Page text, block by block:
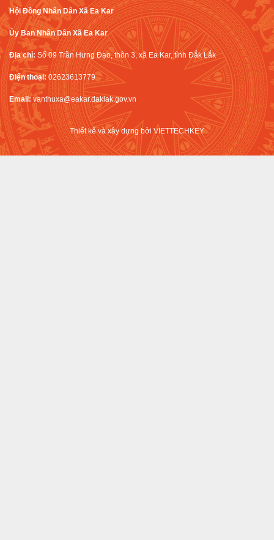
Hội Đồng Nhân Dân Xã Ea Kar
Ủy Ban Nhân Dân Xã Ea Kar
Địa chỉ: Số 09 Trần Hưng Đạo, thôn 3, xã Ea Kar, tỉnh Đắk Lắk
Điện thoại: 02623613779
Email: vanthuxa@eakar.daklak.gov.vn
Thiết kế và xây dựng bởi VIETTECHKEY